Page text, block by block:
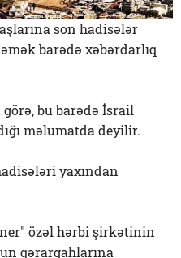
son hadisələr
barədə xəbərdarlıq
bu barədə İsrail
məlumatda deyilir.
yaxından
özəl hərbi şirkətinin
qərargahlarına